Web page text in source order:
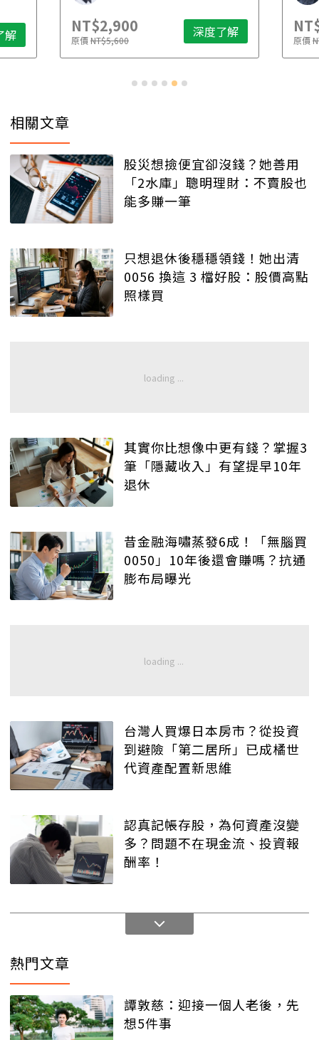
解 NT$2,900
原價NT$5,600 深度了解 原價
相關文章
股災想撿便宜卻沒錢？她善用
「2水庫」聰明理財：不賣股也
能多賺一筆
只想退休後穩穩領錢！她出清
0056 換這 3 檔好股：股價高點
照樣買
其實你比想像中更有錢？掌握3
筆「隱藏收入」有望提早10年
退休
昔金融海嘯蒸發6成！「無腦買
0050」10年後還會賺嗎？抗通
膨布局曝光
台灣人買爆日本房市？從投資
到避險「第二居所」已成橘世
代資產配置新思維
認真記帳存股，為何資產沒變
多？問題不在現金流、投資報
酬率！
熱門文章
譚敦慈：迎接一個人老後，先
想5件事